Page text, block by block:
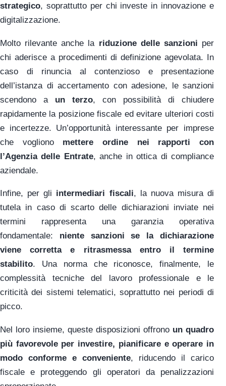
strategico, soprattutto per chi investe in innovazione e
digitalizzazione.
Molto rilevante anche la riduzione delle sanzioni per
chi aderisce a procedimenti di definizione agevolata. In
caso di rinuncia al contenzioso e presentazione
dell’istanza di accertamento con adesione, le sanzioni
scendono a un terzo, con possibilità di chiudere
rapidamente la posizione fiscale ed evitare ulteriori costi
e incertezze. Un’opportunità interessante per imprese
che vogliono mettere ordine nei rapporti con
l’Agenzia delle Entrate, anche in ottica di compliance
aziendale.
Infine, per gli intermediari fiscali, la nuova misura di
tutela in caso di scarto delle dichiarazioni inviate nei
termini rappresenta una garanzia operativa
fondamentale: niente sanzioni se la dichiarazione
viene corretta e ritrasmessa entro il termine
stabilito. Una norma che riconosce, finalmente, le
complessità tecniche del lavoro professionale e le
criticità dei sistemi telematici, soprattutto nei periodi di
picco.
Nel loro insieme, queste disposizioni offrono un quadro
più favorevole per investire, pianificare e operare in
modo conforme e conveniente, riducendo il carico
fiscale e proteggendo gli operatori da penalizzazioni